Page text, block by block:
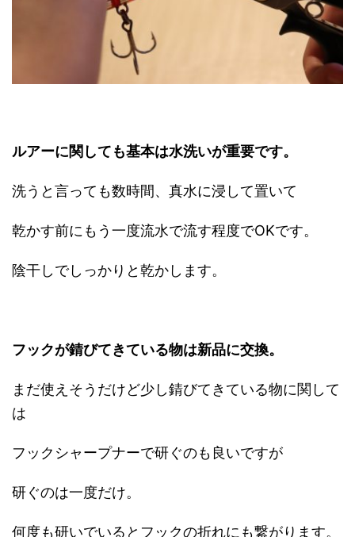
ルアーに関しても基本は水洗いが重要です。
洗うと言っても数時間、真水に浸して置いて
乾かす前にもう一度流水で流す程度でOKです。
陰干しでしっかりと乾かします。
フックが錆びてきている物は新品に交換。
まだ使えそうだけど少し錆びてきている物に関して
は
フックシャープナーで研ぐのも良いですが
研ぐのは一度だけ。
何度も研いでいるとフックの折れにも繋がります。